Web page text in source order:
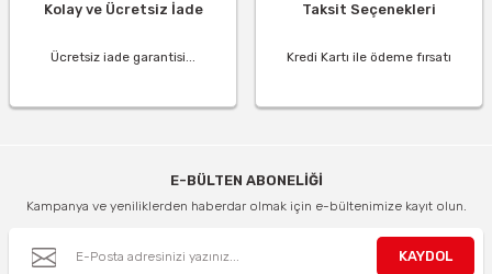
Kolay ve Ücretsiz İade
Ücretsiz iade garantisi...
Taksit Seçenekleri
Kredi Kartı ile ödeme fırsatı
E-BÜLTEN ABONELİĞİ
Kampanya ve yeniliklerden haberdar olmak için e-bültenimize kayıt olun.
KAYDOL